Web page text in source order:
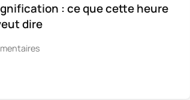
: ce que cette heure
dire